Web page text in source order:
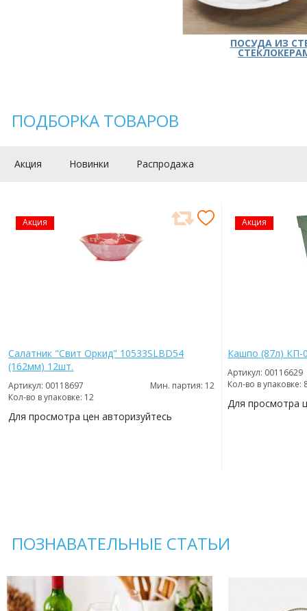
ПОСУДА ИЗ
ПОДБОРКА ТОВАРОВ
Акция Новинки Распродажа
Акция
Салатник "Свит Оркид" 10533SLBD54
(162мм) 12шт.
Артикул: 00118697
Мин. партия: 12
Кол-во в упаковке: 12
Для просмотра цен авторизуйтесь
Акция
Кашпо (87л) КП-
Артикул: 00116629
Кол-во в упаковке:
Для просмотра
ПОЗНАВАТЕЛЬНЫЕ СТАТЬИ